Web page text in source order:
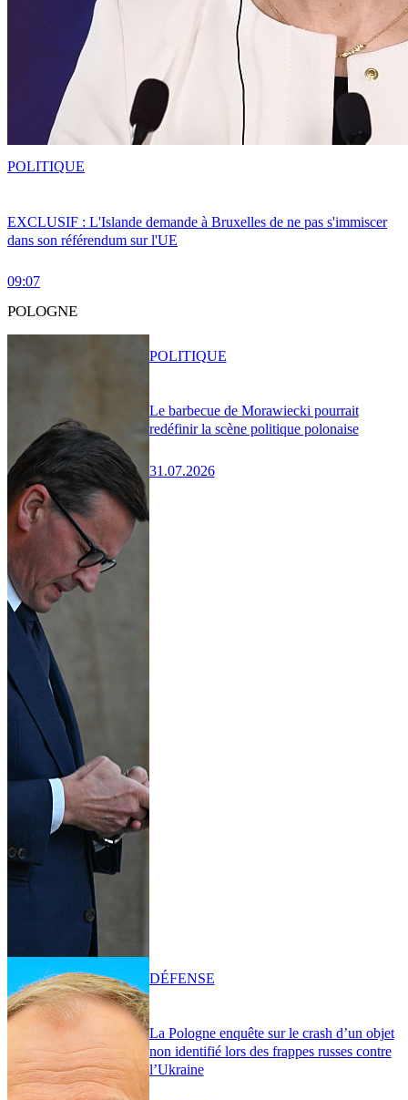
EXCLUSIF : L'Islande demande à Bruxelles de ne pas s'immiscer
dans son référendum sur l'UE
09:07
POLITIQUE
POLOGNE
Le barbecue de Morawiecki pourrait
redéfinir la scène politique polonaise
31.07.2026
POLITIQUE
La Pologne enquête sur le crash d’un objet
non identifié lors des frappes russes contre
l’Ukraine
DÉFENSE